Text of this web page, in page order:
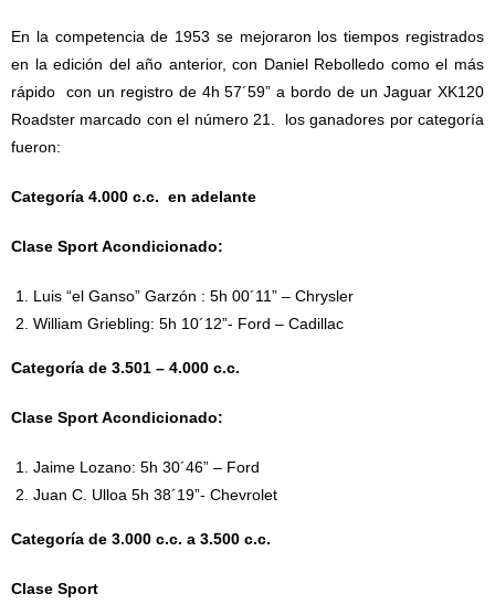
En la competencia de 1953 se mejoraron los tiempos registrados
en la edición del año anterior, con Daniel Rebolledo como el más
rápido con un registro de 4h 57´59” a bordo de un Jaguar XK120
Roadster marcado con el número 21. los ganadores por categoría
fueron:
Categoría 4.000 c.c. en adelante
Clase Sport Acondicionado:
Luis “el Ganso” Garzón : 5h 00´11” – Chrysler
William Griebling: 5h 10´12”- Ford – Cadillac
Categoría de 3.501 – 4.000 c.c.
Clase Sport Acondicionado:
Jaime Lozano: 5h 30´46” – Ford
Juan C. Ulloa 5h 38´19”- Chevrolet
Categoría de 3.000 c.c. a 3.500 c.c.
Clase Sport